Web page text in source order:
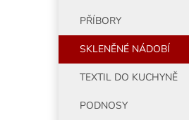
PŘÍBORY
SKLENĚNÉ NÁDOBÍ
TEXTIL DO KUCHYNĚ
PODNOSY